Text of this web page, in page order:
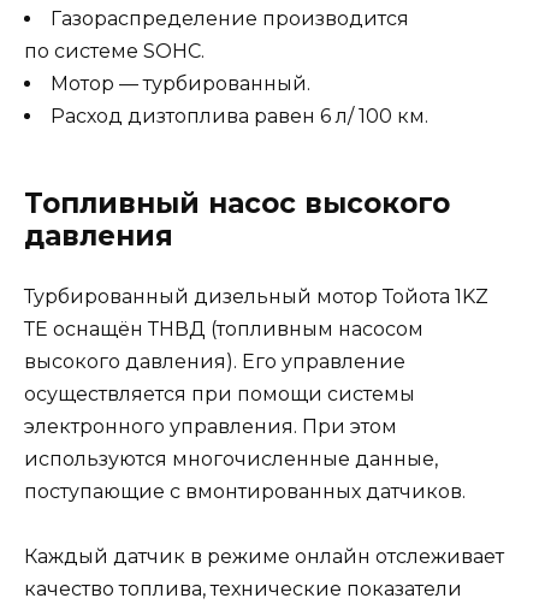
Газораспределение производится
по системе SОНС.
Мотор — турбированный.
Расход дизтоплива равен 6 л/ 100 км.
Топливный насос высокого
давления
Турбированный дизельный мотор Тойота 1KZ
ТЕ оснащён ТНВД (топливным насосом
высокого давления). Его управление
осуществляется при помощи системы
электронного управления. При этом
используются многочисленные данные,
поступающие с вмонтированных датчиков.
Каждый датчик в режиме онлайн отслеживает
качество топлива, технические показатели